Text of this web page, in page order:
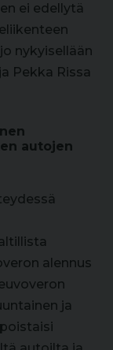
ei edellytä
nykyisellään
Pekka Rissa
autojen
alennus
ja